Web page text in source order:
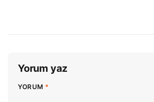
Yorum yaz
YORUM *